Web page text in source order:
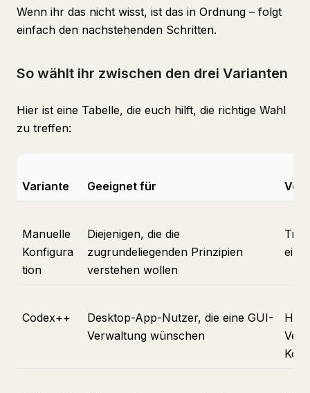
Wenn ihr das nicht wisst, ist das in Ordnung – folgt
einfach den nachstehenden Schritten.
So wählt ihr zwischen den drei Varianten
Hier ist eine Tabelle, die euch hilft, die richtige Wahl
zu treffen:
Variante Geeignet für
Manuelle
Konfigura
tion
Diejenigen, die die
zugrundeliegenden Prinzipien
verstehen wollen
Codex++
Desktop-App-Nutzer, die eine GUI-
Verwaltung wünschen
Hat